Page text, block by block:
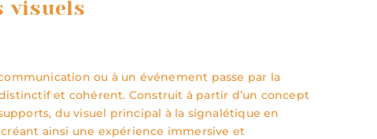
visuels
ou à un événement passe par la
et cohérent. Construit à partir d’un concept
du visuel principal à la signalétique en
ainsi une expérience immersive et